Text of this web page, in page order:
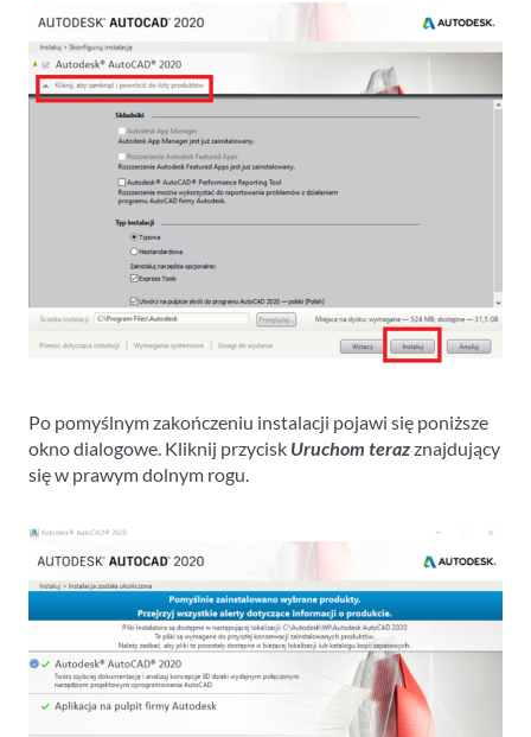
Po pomyślnym zakończeniu instalacji pojawi się poniższe
okno dialogowe. Kliknij przycisk Uruchom terazznajdujący
się w prawym dolnym rogu.